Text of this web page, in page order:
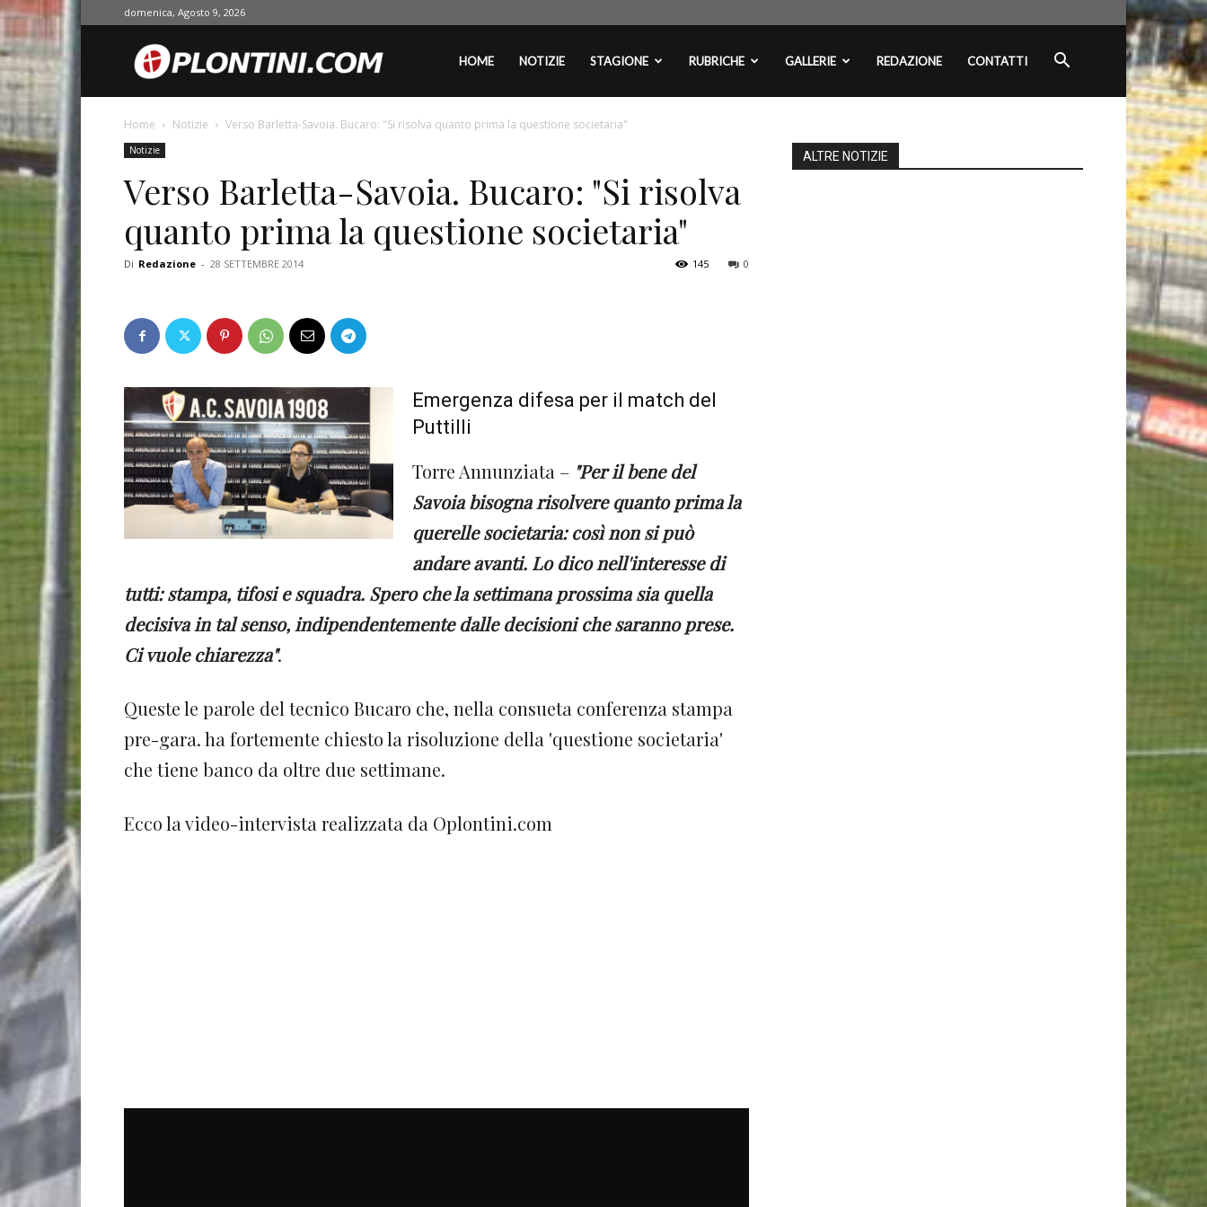
domenica, Agosto 9, 2026
Oplontini.comHOME NOTIZIE STAGIONE RUBRICHE GALLERIE REDAZIONE CONTATTI
Home Notizie Verso Barletta-Savoia. Bucaro: "Si risolva quanto prima la questione societaria"
Notizie
Verso Barletta-Savoia. Bucaro: "Si risolva
quanto prima la questione societaria"
Di Redazione - 28 SETTEMBRE 2014 0
145
Emergenza difesa per il match del
Puttilli
Torre Annunziata – "Per il bene del
Savoia bisogna risolvere quanto prima la
querelle societaria: così non si può
andare avanti. Lo dico nell'interesse di
tutti: stampa, tifosi e squadra. Spero che la settimana prossima sia quella
decisiva in tal senso, indipendentemente dalle decisioni che saranno prese.
Ci vuole chiarezza".
Queste le parole del tecnico Bucaro che, nella consueta conferenza stampa
pre-gara. ha fortemente chiesto la risoluzione della 'questione societaria'
che tiene banco da oltre due settimane.
Ecco la video-intervista realizzata da Oplontini.com
ALTRE NOTIZIE